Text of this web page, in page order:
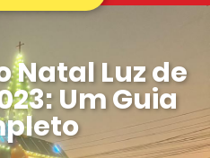
Natal Luz de
Um Guia